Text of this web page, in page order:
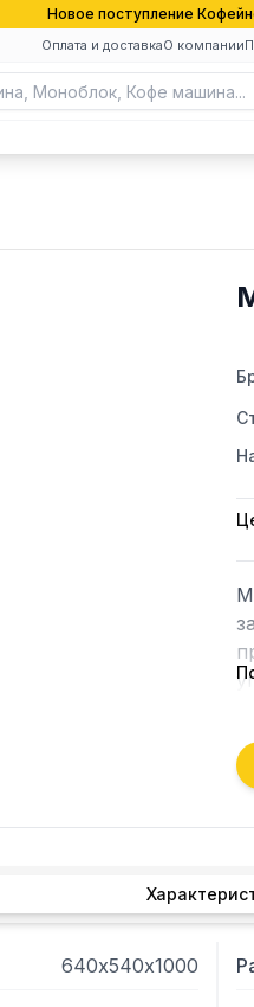
Новое поступление
Оплата и доставкаО компании
640х540х1000